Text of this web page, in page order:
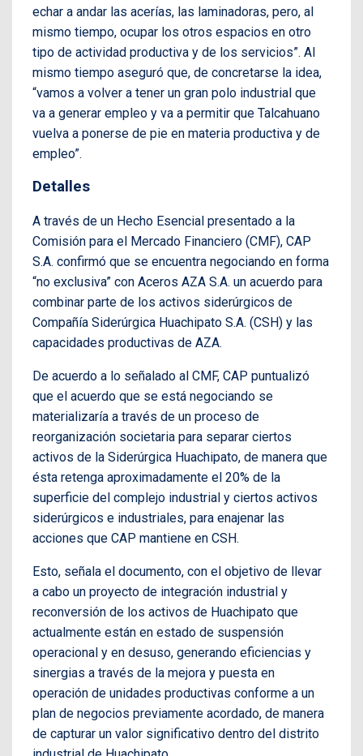
echar a andar las acerías, las laminadoras, pero, al
mismo tiempo, ocupar los otros espacios en otro
tipo de actividad productiva y de los servicios”. Al
mismo tiempo aseguró que, de concretarse la idea,
“vamos a volver a tener un gran polo industrial que
va a generar empleo y va a permitir que Talcahuano
vuelva a ponerse de pie en materia productiva y de
empleo”.
Detalles
A través de un Hecho Esencial presentado a la
Comisión para el Mercado Financiero (CMF), CAP
S.A. confirmó que se encuentra negociando en forma
“no exclusiva” con Aceros AZA S.A. un acuerdo para
combinar parte de los activos siderúrgicos de
Compañía Siderúrgica Huachipato S.A. (CSH) y las
capacidades productivas de AZA.
De acuerdo a lo señalado al CMF, CAP puntualizó
que el acuerdo que se está negociando se
materializaría a través de un proceso de
reorganización societaria para separar ciertos
activos de la Siderúrgica Huachipato, de manera que
ésta retenga aproximadamente el 20% de la
superficie del complejo industrial y ciertos activos
siderúrgicos e industriales, para enajenar las
acciones que CAP mantiene en CSH.
Esto, señala el documento, con el objetivo de llevar
a cabo un proyecto de integración industrial y
reconversión de los activos de Huachipato que
actualmente están en estado de suspensión
operacional y en desuso, generando eficiencias y
sinergias a través de la mejora y puesta en
operación de unidades productivas conforme a un
plan de negocios previamente acordado, de manera
de capturar un valor significativo dentro del distrito